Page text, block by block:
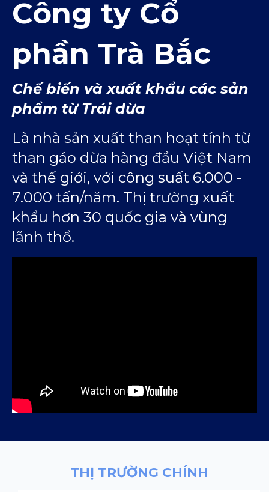
Công ty Cổ
phần Trà Bắc
Chế biến và xuất khẩu các sản
phẩm từ Trái dừa
Là nhà sản xuất than hoạt tính từ
than gáo dừa hàng đầu Việt Nam
và thế giới, với công suất 6.000 -
7.000 tấn/năm. Thị trường xuất
khẩu hơn 30 quốc gia và vùng
lãnh thổ.
THỊ TRƯỜNG CHÍNH